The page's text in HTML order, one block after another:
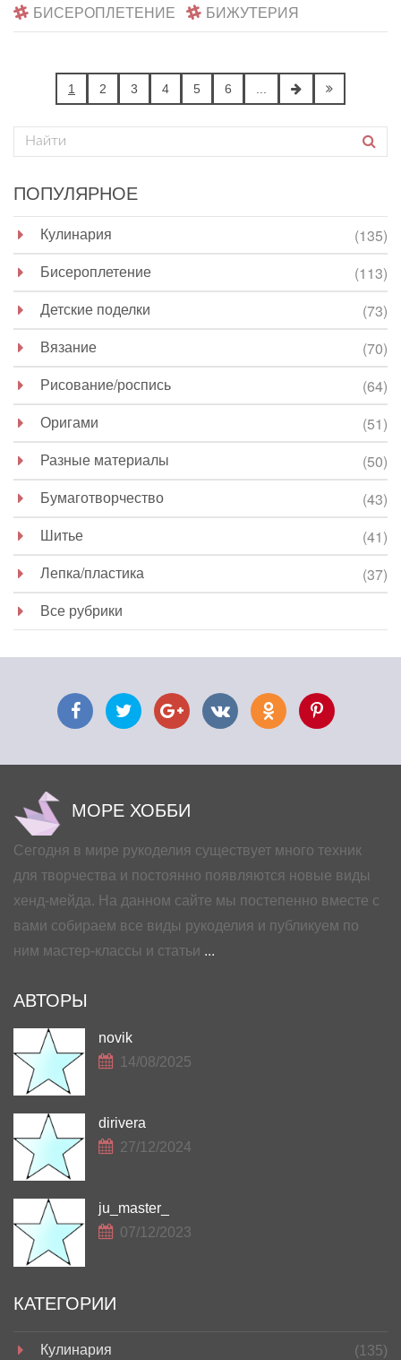
БИСЕРОПЛЕТЕНИЕ
БИЖУТЕРИЯ
1 2 3 4 5 6
ПОПУЛЯРНОЕ
Кулинария
(135)
Бисероплетение
(113)
Детские поделки
(73)
Вязание
(70)
Рисование/роспись
(64)
Оригами
(51)
Разные материалы
(50)
Бумаготворчество
(43)
Шитье
(41)
Лепка/пластика
(37)
Все рубрики
МОРЕ ХОББИ
Сегодня в мире рукоделия существует много техник
для творчества и постоянно появляются новые виды
хенд-мейда. На данном сайте мы постепенно вместе с
вами собираем все виды рукоделия и публикуем по
ним мастер-классы и статьи ...
АВТОРЫ
novik
14/08/2025
dirivera
27/12/2024
ju_master_
07/12/2023
КАТЕГОРИИ
Кулинария (135)